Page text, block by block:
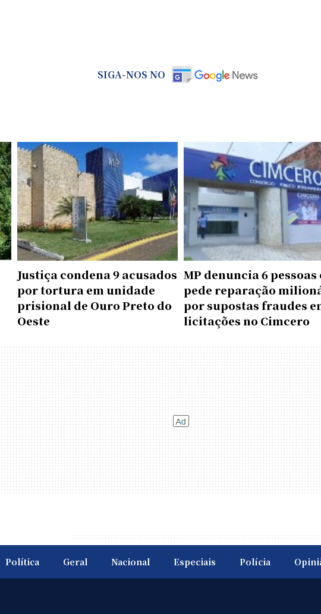
SIGA-NOS NO
Justiça condena 9 acusados
por tortura em unidade
prisional de Ouro Preto do
Oeste
MP denuncia 6 pessoas
pede reparação
por supostas fraudes
licitações no Cimcero
Política Geral Nacional Especiais Polícia